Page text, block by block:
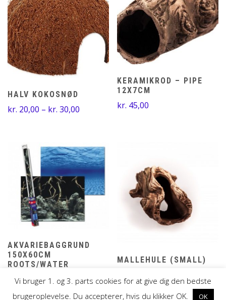
HALV KOKOSNØD
kr. 20,00 – kr. 30,00 Prisinterval:
kr. 30,00
KERAMIKROD – PIPE
12X7CM
kr. 45,00
AKVARIEBAGGRUND
150X60CM
ROOTS/WATER
kr.50,00
MALLEHULE (SMALL)
Vi bruger 1. og 3. parts cookies for at give dig den bedste
brugeroplevelse. Du accepterer, hvis du klikker OK.
OK